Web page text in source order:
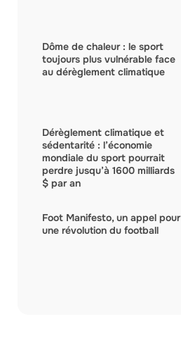
Dôme de chaleur : le sport
toujours plus vulnérable face
au dérèglement climatique
Dérèglement climatique et
sédentarité : l’économie
mondiale du sport pourrait
perdre jusqu’à 1600 milliards
$ par an
Foot Manifesto, un appel pour
une révolution du football